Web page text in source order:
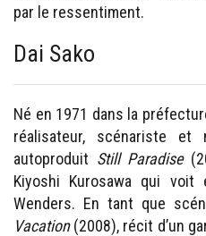
par le ressentiment.
Dai Sako
Né en 1971 dans la
réalisateur, scénariste et
autoproduit Still Paradise
Kiyoshi Kurosawa qui
Wenders. En tant que
Vacation(2008), récit d’un